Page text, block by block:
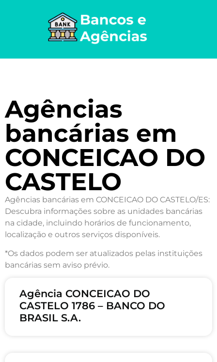
Agências
bancárias em
CONCEICAO DO
CASTELO
Agências bancárias em CONCEICAO DO CASTELO/ES:
Descubra informações sobre as unidades bancárias
na cidade, incluindo horários de funcionamento,
localização e outros serviços disponíveis.
*Os dados podem ser atualizados pelas instituições
bancárias sem aviso prévio.
Agência CONCEICAO DO
CASTELO 1786 – BANCO DO
BRASIL S.A.